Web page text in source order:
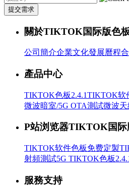
提交需求
關於TIKTOK国际版色
公司簡介企業文化發展曆程
產品中心
TIKTOK色板2.4.1TIKTOK软
微波暗室/5G OTA測試微波
P站浏览器TIKTOK国际
TIKTOK软件色板免费定製
射頻測試5G TIKTOK色板
服務支持